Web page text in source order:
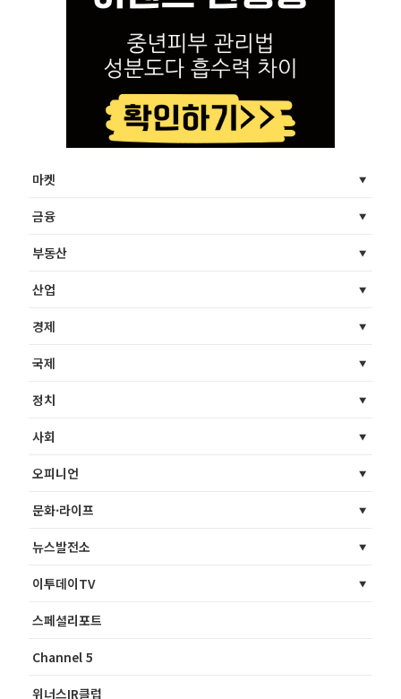
마켓
금융
부동산
산업
경제
국제
정치
사회
오피니언
문화·라이프
뉴스발전소
이투데이TV
스페셜리포트
Channel 5
위너스IR클럽